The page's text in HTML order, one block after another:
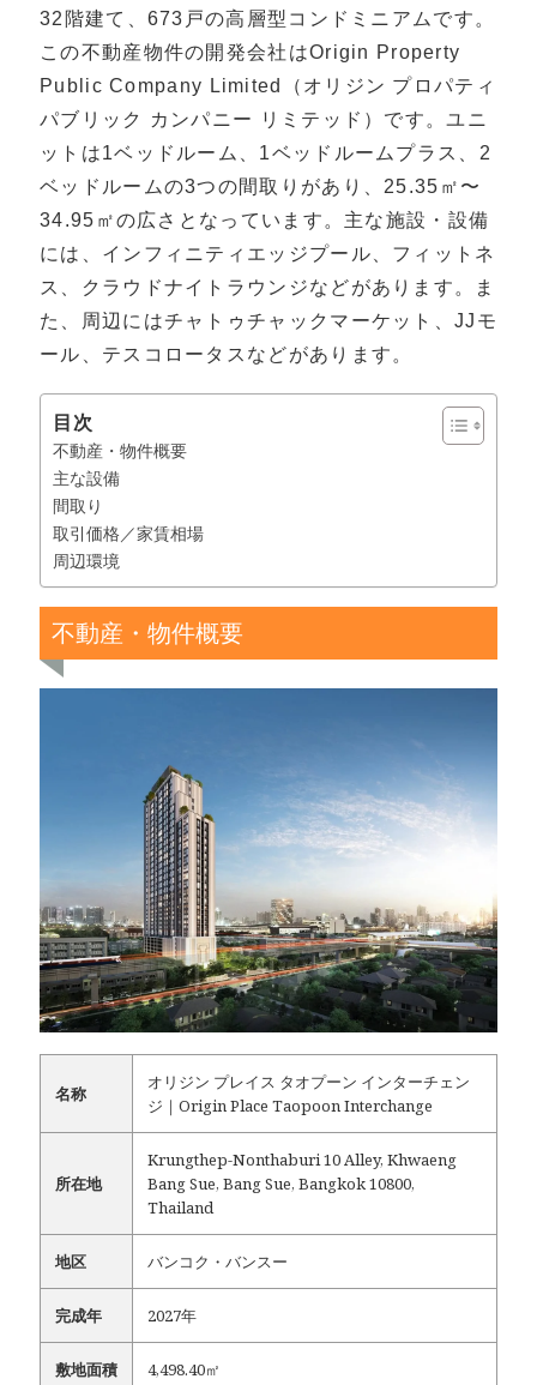
32階建て、673戸の高層型コンドミニアムです。
この不動産物件の開発会社はOrigin Property
Public Company Limited（オリジン プロパティ
パブリック カンパニー リミテッド）です。ユニ
ットは1ベッドルーム、1ベッドルームプラス、2
ベッドルームの3つの間取りがあり、25.35㎡〜
34.95㎡の広さとなっています。主な施設・設備
には、インフィニティエッジプール、フィットネ
ス、クラウドナイトラウンジなどがあります。ま
た、周辺にはチャトゥチャックマーケット、JJモ
ール、テスコロータスなどがあります。
目次
不動産・物件概要
主な設備
間取り
取引価格／家賃相場
周辺環境
不動産・物件概要
名称
オリジン プレイス タオプーン インターチェン
ジ｜Origin Place Taopoon Interchange
所在地
Krungthep-Nonthaburi 10 Alley, Khwaeng
Bang Sue, Bang Sue, Bangkok 10800,
Thailand
地区 バンコク・バンスー
完成年 2027年
敷地面積 4,498.40㎡